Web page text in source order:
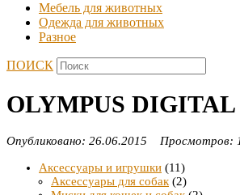
Мебель для животных
Одежда для животных
Разное
ПОИСК
OLYMPUS
Опубликовано: 26.06.2015 Просмотров:
Аксессуары и игрушки (11)
Аксессуары для собак (2)